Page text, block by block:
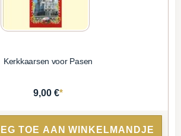
Kerkkaarsen voor Pasen
9,00 €*
TOE AAN WINKELMANDJE